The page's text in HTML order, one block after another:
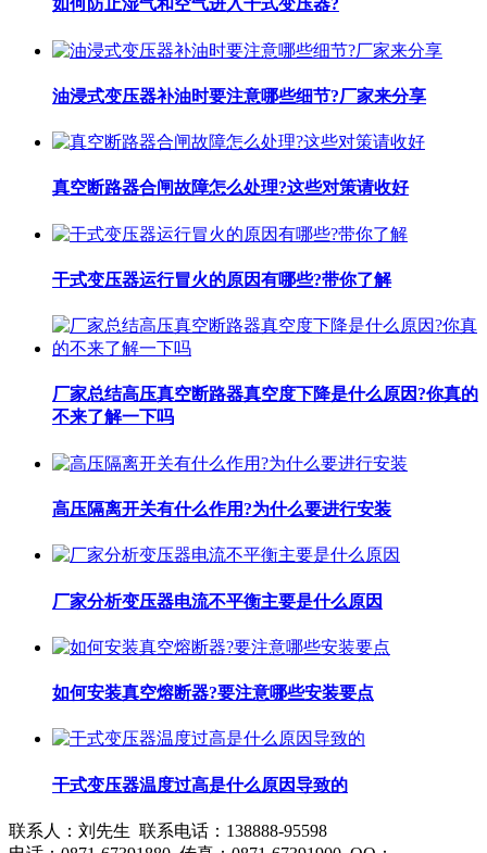
如何防止湿气和空气进入干式变压器?
油浸式变压器补油时要注意哪些细节?厂家来分享
真空断路器合闸故障怎么处理?这些对策请收好
干式变压器运行冒火的原因有哪些?带你了解
厂家总结高压真空断路器真空度下降是什么原因?你真的
不来了解一下吗
高压隔离开关有什么作用?为什么要进行安装
厂家分析变压器电流不平衡主要是什么原因
如何安装真空熔断器?要注意哪些安装要点
干式变压器温度过高是什么原因导致的
联系人：刘先生 联系电话：138888-95598